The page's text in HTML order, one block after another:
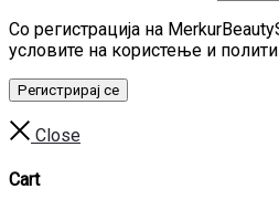
Со регистрација на
условите на користење и
Регистрирај се
Close
Cart